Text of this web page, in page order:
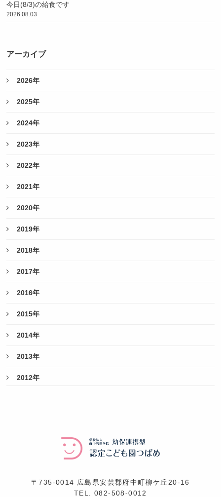
今日(8/3)の給食です
2026.08.03
アーカイブ
2026年
2025年
2024年
2023年
2022年
2021年
2020年
2019年
2018年
2017年
2016年
2015年
2014年
2013年
2012年
〒735-0014 広島県安芸郡府中町柳ケ丘20-16
TEL.082-508-0012